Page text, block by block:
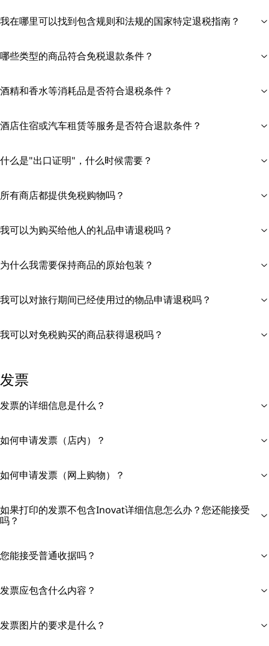
我在哪里可以找到包含规则和法规的国家特定退税指南？
哪些类型的商品符合免税退款条件？
酒精和香水等消耗品是否符合退税条件？
酒店住宿或汽车租赁等服务是否符合退款条件？
什么是"出口证明"，什么时候需要？
所有商店都提供免税购物吗？
我可以为购买给他人的礼品申请退税吗？
为什么我需要保持商品的原始包装？
我可以对旅行期间已经使用过的物品申请退税吗？
我可以对免税购买的商品获得退税吗？
发票
发票的详细信息是什么？
如何申请发票（店内）？
如何申请发票（网上购物）？
如果打印的发票不包含Inovat详细信息怎么办？您还能接受
吗？
您能接受普通收据吗？
发票应包含什么内容？
发票图片的要求是什么？